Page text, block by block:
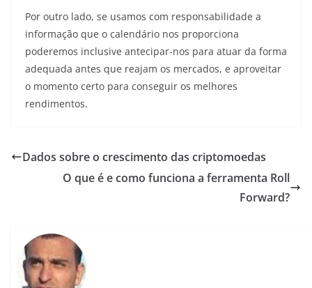
Por outro lado, se usamos com responsabilidade a
informação que o calendário nos proporciona
poderemos inclusive antecipar-nos para atuar da forma
adequada antes que reajam os mercados, e aproveitar
o momento certo para conseguir os melhores
rendimentos.
Dados sobre o crescimento das criptomoedas
O que é e como funciona a ferramenta Roll
Forward?